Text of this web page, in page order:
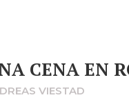
CENA EN
VIESTAD